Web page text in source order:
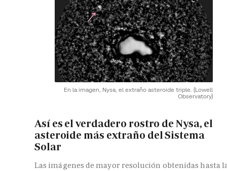
En la imagen, Nysa, el extraño asteroide triple. (Lowell
Observatory)
Así es el verdadero rostro de Nysa, el
asteroide más extraño del Sistema
Solar
Las imágenes de mayor resolución obtenidas hasta